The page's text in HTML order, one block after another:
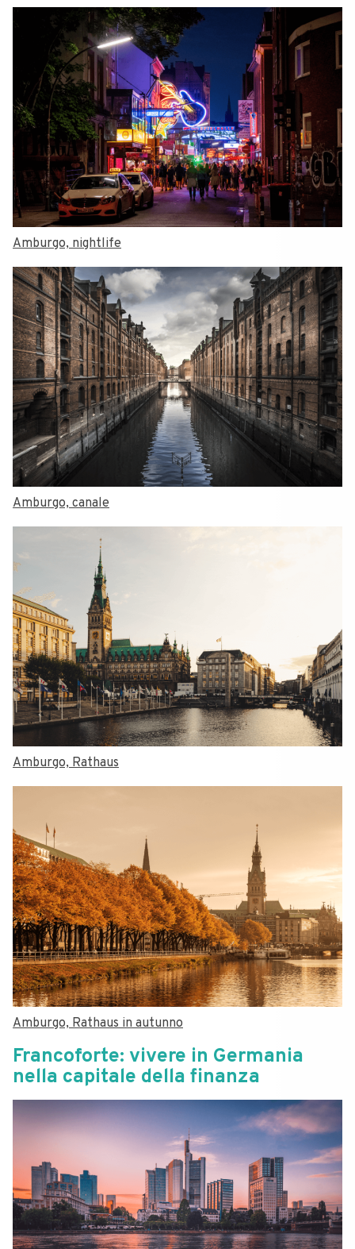
Amburgo, nightlife
Amburgo, canale
Amburgo, Rathaus
Amburgo, Rathaus in autunno
Francoforte: vivere in Germania
nella capitale della finanza